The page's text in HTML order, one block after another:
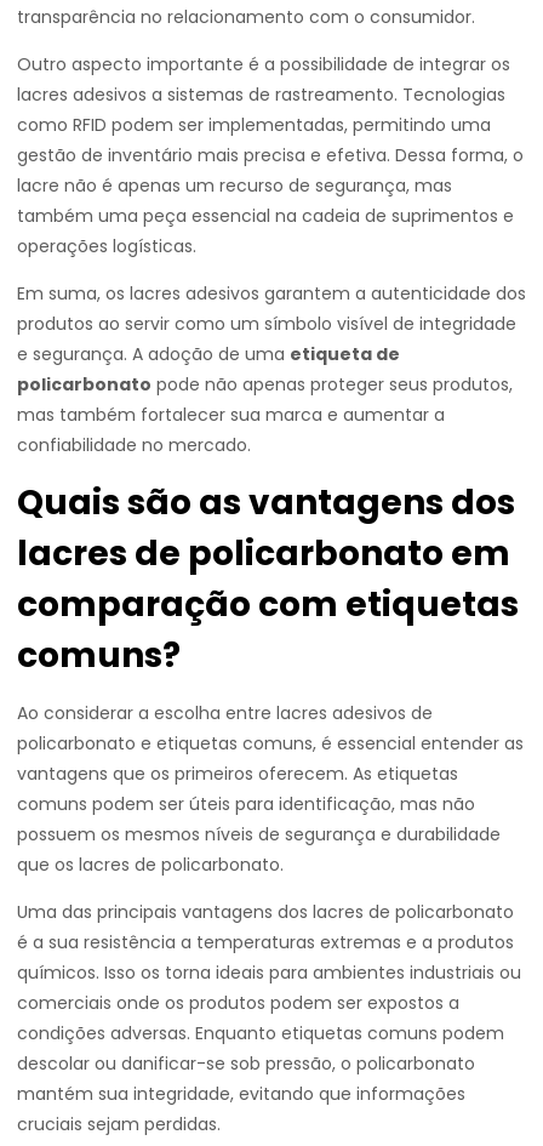
transparência no relacionamento com o consumidor.
Outro aspecto importante é a possibilidade de integrar os
lacres adesivos a sistemas de rastreamento. Tecnologias
como RFID podem ser implementadas, permitindo uma
gestão de inventário mais precisa e efetiva. Dessa forma, o
lacre não é apenas um recurso de segurança, mas
também uma peça essencial na cadeia de suprimentos e
operações logísticas.
Em suma, os lacres adesivos garantem a autenticidade dos
produtos ao servir como um símbolo visível de integridade
e segurança. A adoção de uma etiqueta de
policarbonato pode não apenas proteger seus produtos,
mas também fortalecer sua marca e aumentar a
confiabilidade no mercado.
Quais são as vantagens dos
lacres de policarbonato em
comparação com etiquetas
comuns?
Ao considerar a escolha entre lacres adesivos de
policarbonato e etiquetas comuns, é essencial entender as
vantagens que os primeiros oferecem. As etiquetas
comuns podem ser úteis para identificação, mas não
possuem os mesmos níveis de segurança e durabilidade
que os lacres de policarbonato.
Uma das principais vantagens dos lacres de policarbonato
é a sua resistência a temperaturas extremas e a produtos
químicos. Isso os torna ideais para ambientes industriais ou
comerciais onde os produtos podem ser expostos a
condições adversas. Enquanto etiquetas comuns podem
descolar ou danificar-se sob pressão, o policarbonato
mantém sua integridade, evitando que informações
cruciais sejam perdidas.